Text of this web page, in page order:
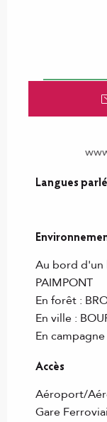
Langues
Langues
Au bord d'un
PAIMPONT
En forêt :
En ville :
En campagne
Accès
Accès
Aéroport/
Gare